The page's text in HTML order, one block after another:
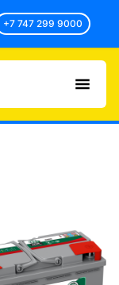
+7 747 299 9000